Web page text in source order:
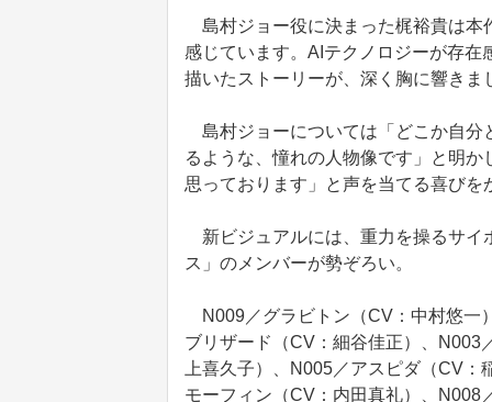
島村ジョー役に決まった梶裕貴は本
感じています。AIテクノロジーが存
描いたストーリーが、深く胸に響きま
島村ジョーについては「どこか自分
るような、憧れの人物像です」と明
思っております」と声を当てる喜びを
新ビジュアルには、重力を操るサイ
ス」のメンバーが勢ぞろい。
N009／グラビトン（CV：中村悠一
ブリザード（CV：細谷佳正）、N003
上喜久子）、N005／アスピダ（CV
モーフィン（CV：内田真礼）、N008